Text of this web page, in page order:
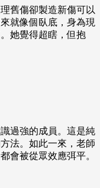
舊傷卻製造新傷可以
就像個臥底，身為現
她覺得超瞎，但抱
過強的成員。這是純
法。如此一來，老師
會被從眾效應弭平。